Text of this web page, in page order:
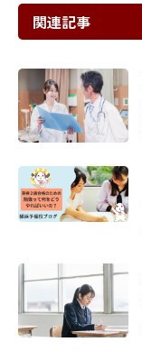
関連記事